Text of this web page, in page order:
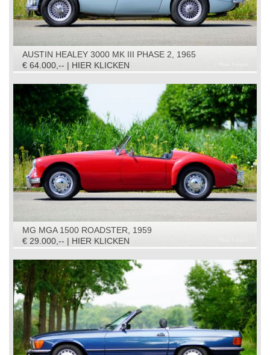
AUSTIN HEALEY 3000 MK III PHASE 2, 1965
€ 64.000,-- | HIER KLICKEN
MG MGA 1500 ROADSTER, 1959
€ 29.000,-- | HIER KLICKEN